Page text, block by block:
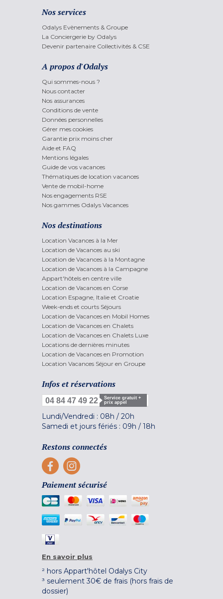
Nos services
Odalys Evènements & Groupe
La Conciergerie by Odalys
Devenir partenaire Collectivités & CSE
A propos d'Odalys
Qui sommes-nous ?
Nous contacter
Nos assurances
Conditions de vente
Données personnelles
Gérer mes cookies
Garantie prix moins cher
Aide et FAQ
Mentions légales
Guide de vos vacances
Thématiques de location vacances
Vente de mobil-home
Nos engagements RSE
Nos gammes Odalys Vacances
Nos destinations
Location Vacances à la Mer
Location de Vacances au ski
Location de Vacances à la Montagne
Location de Vacances à la Campagne
Appart'hôtels en centre ville
Location de Vacances en Corse
Location Espagne, Italie et Croatie
Week-ends et courts Séjours
Location de Vacances en Mobil Homes
Location de Vacances en Chalets
Location de Vacances en Chalets Luxe
Locations de dernières minutes
Location de Vacances en Promotion
Location Vacances Séjour en Groupe
Infos et réservations
04 84 47 49 22
Service gratuit +
prix appel
Lundi/Vendredi : 08h / 20h
Samedi et jours fériés : 09h / 18h
Restons connectés
Paiement sécurisé
En savoir plus
² hors Appart'hôtel Odalys City
³ seulement 30€ de frais (hors frais de
dossier)